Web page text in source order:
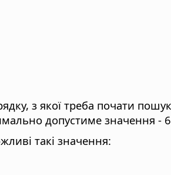
з якої треба почати
допустиме значення -
такі значення: